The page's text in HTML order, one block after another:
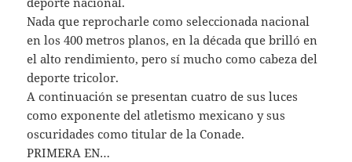
Nada que reprocharle como seleccionada nacional
en los 400 metros planos, en la década que brilló en
el alto rendimiento, pero sí mucho como cabeza del
deporte tricolor.
A continuación se presentan cuatro de sus luces
como exponente del atletismo mexicano y sus
oscuridades como titular de la Conade.
PRIMERA EN…